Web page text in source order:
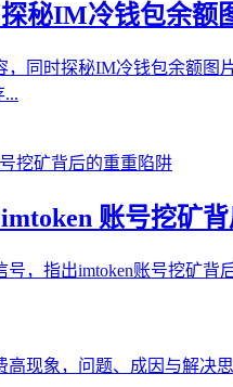
秘IM冷钱包余额
，同时探秘IM冷钱包余额
...
账号挖矿
号，指出imtoken账号挖矿